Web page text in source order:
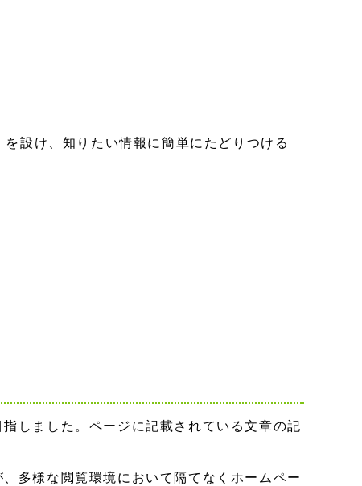
設け、知りたい情報に簡単にたどりつける
しました。ページに記載されている文章の記
多様な閲覧環境において隔てなくホームペー